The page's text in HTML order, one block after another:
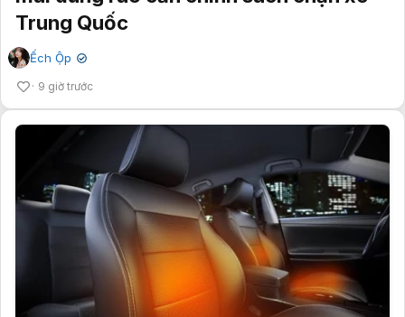
Trung Quốc
Ếch Ộp ✔
9 giờ trước